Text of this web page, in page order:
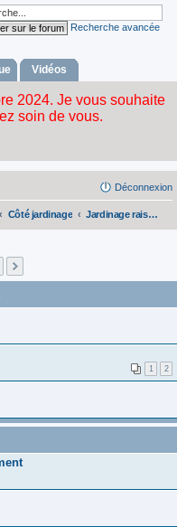
Recherche avancée
Vidéos
Déconnexion
Côté jardinage Jardinage raisonné
1 2